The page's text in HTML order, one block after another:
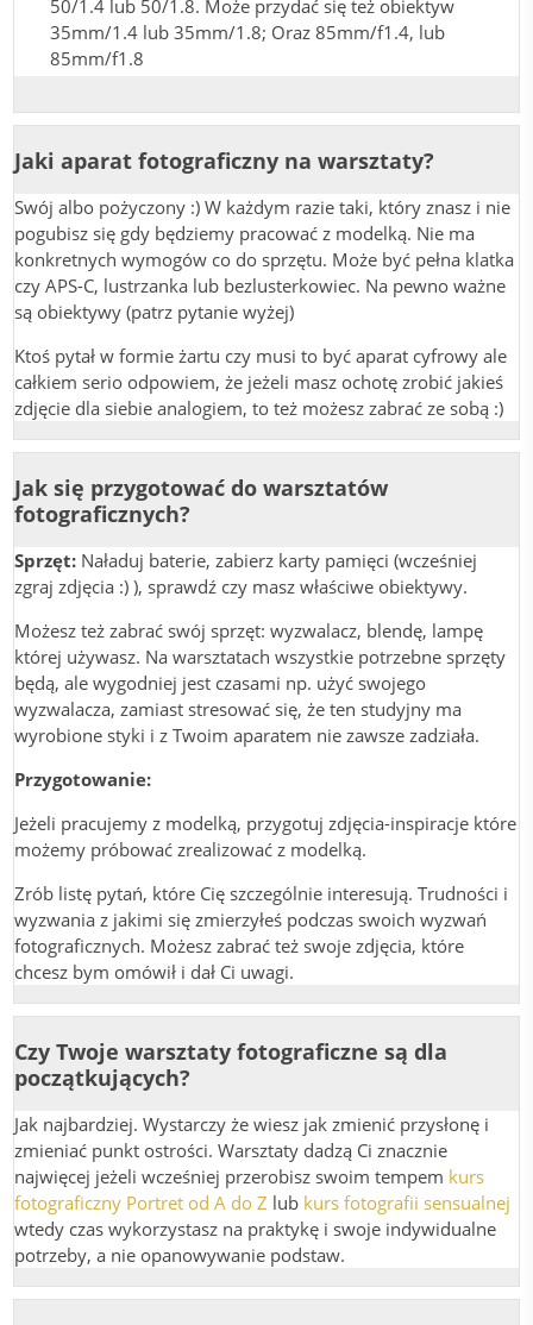
50/1.4 lub 50/1.8. Może przydać się też obiektyw
35mm/1.4 lub 35mm/1.8; Oraz 85mm/f1.4, lub
85mm/f1.8
Jaki aparat fotograficzny na warsztaty?
Swój albo pożyczony :) W każdym razie taki, który znasz i nie
pogubisz się gdy będziemy pracować z modelką. Nie ma
konkretnych wymogów co do sprzętu. Może być pełna klatka
czy APS-C, lustrzanka lub bezlusterkowiec. Na pewno ważne
są obiektywy (patrz pytanie wyżej)
Ktoś pytał w formie żartu czy musi to być aparat cyfrowy ale
całkiem serio odpowiem, że jeżeli masz ochotę zrobić jakieś
zdjęcie dla siebie analogiem, to też możesz zabrać ze sobą :)
Jak się przygotować do warsztatów
fotograficznych?
Sprzęt: Naładuj baterie, zabierz karty pamięci (wcześniej
zgraj zdjęcia :) ), sprawdź czy masz właściwe obiektywy.
Możesz też zabrać swój sprzęt: wyzwalacz, blendę, lampę
której używasz. Na warsztatach wszystkie potrzebne sprzęty
będą, ale wygodniej jest czasami np. użyć swojego
wyzwalacza, zamiast stresować się, że ten studyjny ma
wyrobione styki i z Twoim aparatem nie zawsze zadziała.
Przygotowanie:
Jeżeli pracujemy z modelką, przygotuj zdjęcia-inspiracje które
możemy próbować zrealizować z modelką.
Zrób listę pytań, które Cię szczególnie interesują. Trudności i
wyzwania z jakimi się zmierzyłeś podczas swoich wyzwań
fotograficznych. Możesz zabrać też swoje zdjęcia, które
chcesz bym omówił i dał Ci uwagi.
Czy Twoje warsztaty fotograficzne są dla
początkujących?
Jak najbardziej. Wystarczy że wiesz jak zmienić przysłonę i
zmieniać punkt ostrości. Warsztaty dadzą Ci znacznie
najwięcej jeżeli wcześniej przerobisz swoim tempem kurs
fotograficzny Portret od A do Z lub kurs fotografii sensualnej
wtedy czas wykorzystasz na praktykę i swoje indywidualne
potrzeby, a nie opanowywanie podstaw.